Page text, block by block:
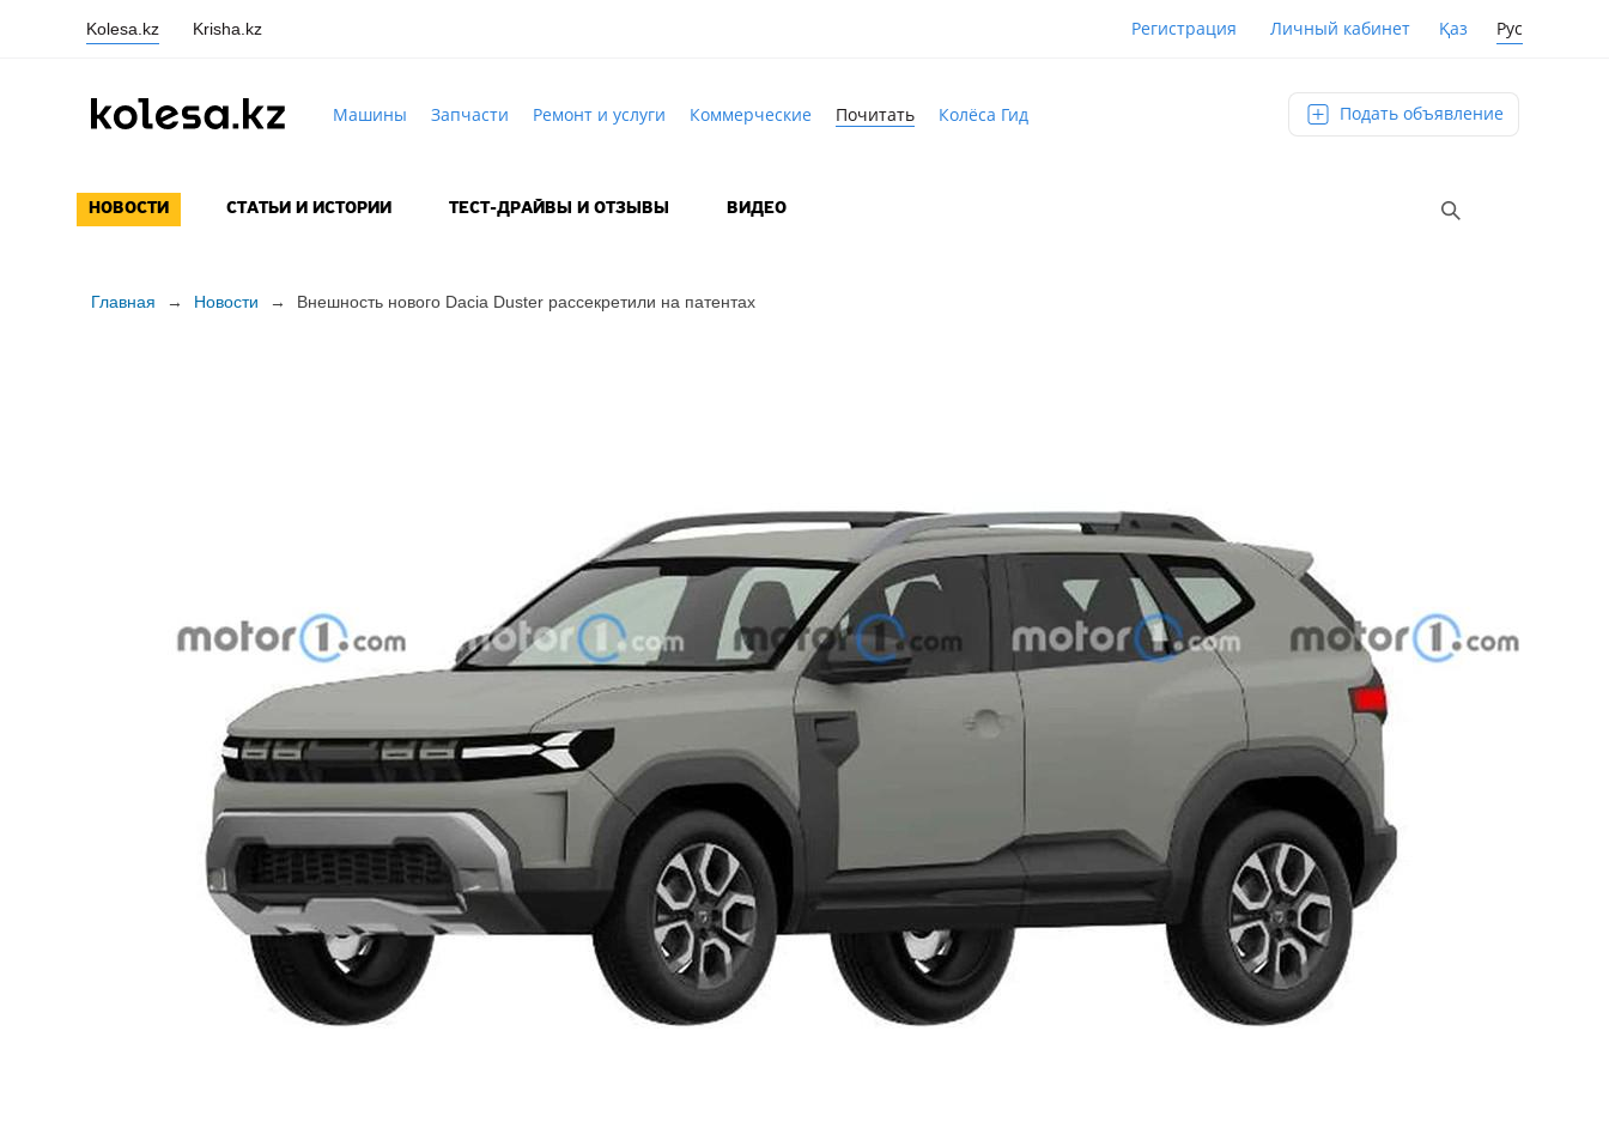
Kolesa.kz Krisha.kz Регистрация Личный кабинет Қаз Рус
Машины Запчасти Ремонт и услуги Коммерческие Почитать Колёса Гид Подать объявление
НОВОСТИ СТАТЬИ И ИСТОРИИ ТЕСТ-ДРАЙВЫ И ОТЗЫВЫ ВИДЕО
Главная → Новости → Внешность нового Dacia Duster рассекретили на патентах